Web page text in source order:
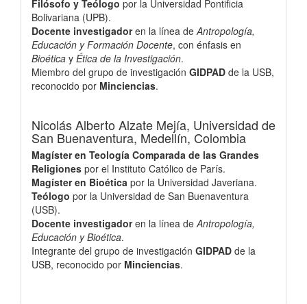
Filósofo y Teólogo por la Universidad Pontificia
Bolivariana (UPB).
Docente investigadoren la línea deAntropología,
Educación y Formación Docente, con énfasis en
Bioética y Ética de la Investigación.
Miembro del grupo de investigación GIDPAD de la USB,
reconocido por Minciencias.
Nicolás Alberto Alzate Mejía, Universidad de
San Buenaventura, Medellín, Colombia
Magíster en Teología Comparada de las Grandes
Religiones por el Instituto Católico de París.
Magíster en Bioética por la Universidad Javeriana.
Teólogo por la Universidad de San Buenaventura
(USB).
Docente investigadoren la línea deAntropología,
Educación y Bioética.
Integrante del grupo de investigación GIDPAD de la
USB, reconocido por Minciencias.